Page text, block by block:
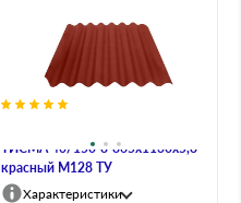
ТИСМА 40/150-8-865х1130х5,8
красный M128 ТУ
Характеристики